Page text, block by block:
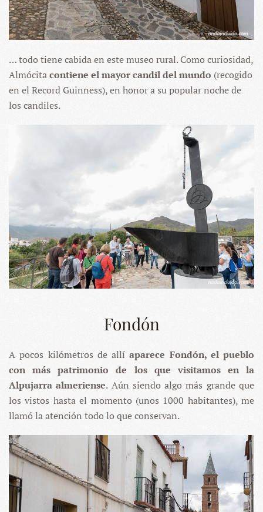
… todo tiene cabida en este museo rural. Como curiosidad,
Almócitacontiene el mayor candil del mundo (recogido
en el Record Guinness), en honor a su popular noche de
los candiles.
Fondón
A pocos kilómetros de allíaparece Fondón, el pueblo
con más patrimonio de los que visitamos en la
Alpujarra almeriense. Aún siendo algo más grande que
los vistos hasta el momento (unos 1000 habitantes), me
llamó la atención todo lo que conservan.